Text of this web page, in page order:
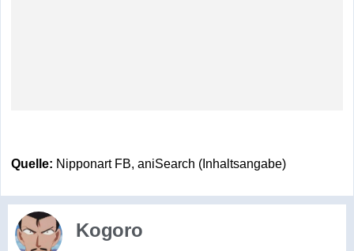
Quelle: Nipponart FB, aniSearch (Inhaltsangabe)
Kogoro